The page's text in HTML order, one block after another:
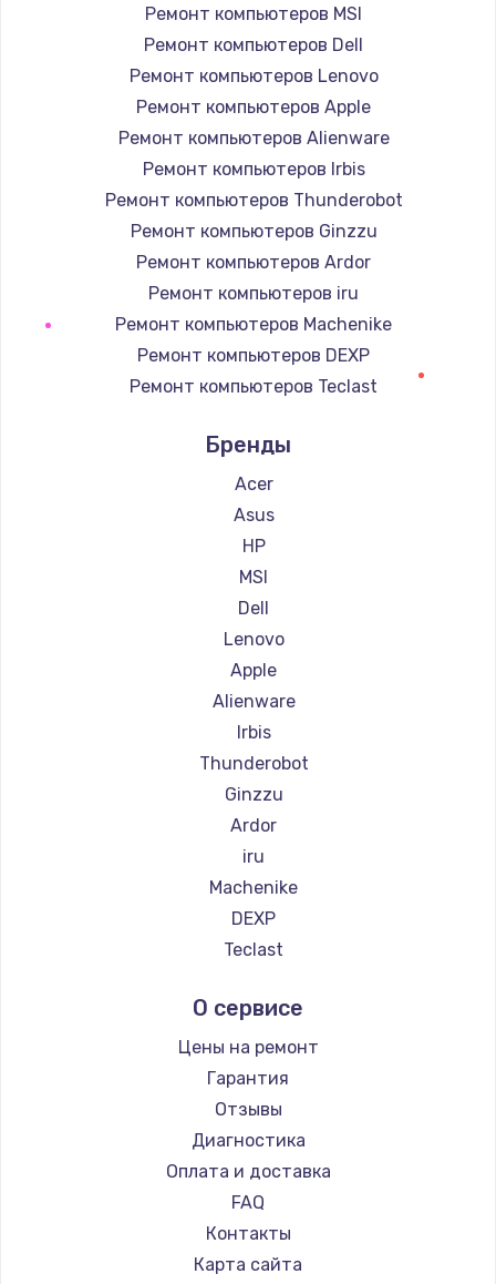
Замена SSD
890 руб.
Заказать
Замена аккумулятора
620 руб.
Заказать
Замена шим-контроллера
3900 руб.
Заказать
Ремонт компьютеров MSI
Ремонт компьютеров Dell
Ремонт компьютеров Lenovo
Ремонт компьютеров Apple
Ремонт компьютеров Alienware
Ремонт компьютеров Irbis
Ремонт компьютеров Thunderobot
Ремонт компьютеров Ginzzu
Ремонт компьютеров Ardor
Ремонт компьютеров iru
Ремонт компьютеров Machenike
Ремонт компьютеров DEXP
Ремонт компьютеров Teclast
Ремонт компьютеров Beelink
Ремонт компьютеров CHUWI
Бренды
Acer
Asus
HP
MSI
Dell
Lenovo
Apple
Alienware
Irbis
Thunderobot
Ginzzu
Ardor
iru
Machenike
DEXP
Teclast
Beelink
CHUWI
О сервисе
Цены на ремонт
Гарантия
Отзывы
Диагностика
Оплата и доставка
FAQ
Контакты
Карта сайта